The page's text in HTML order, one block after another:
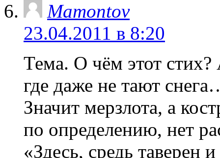
Mamontov
23.04.2011 в 8:20
Тема. О чём этот
где даже не тают
Значит мерзлота, а
по определению, нет
«Здесь, средь